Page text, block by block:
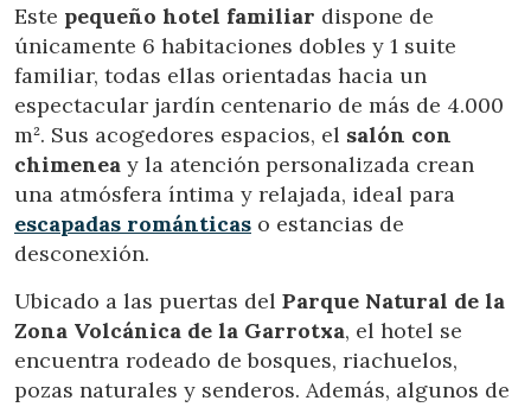
Este pequeño hotel familiar dispone de
únicamente 6 habitaciones dobles y 1 suite
familiar, todas ellas orientadas hacia un
espectacular jardín centenario de más de 4.000
m². Sus acogedores espacios, el salón con
chimenea y la atención personalizada crean
una atmósfera íntima y relajada, ideal para
escapadas románticas o estancias de
desconexión.
Ubicado a las puertas del Parque Natural de la
Zona Volcánica de la Garrotxa, el hotel se
encuentra rodeado de bosques, riachuelos,
pozas naturales y senderos. Además, algunos de